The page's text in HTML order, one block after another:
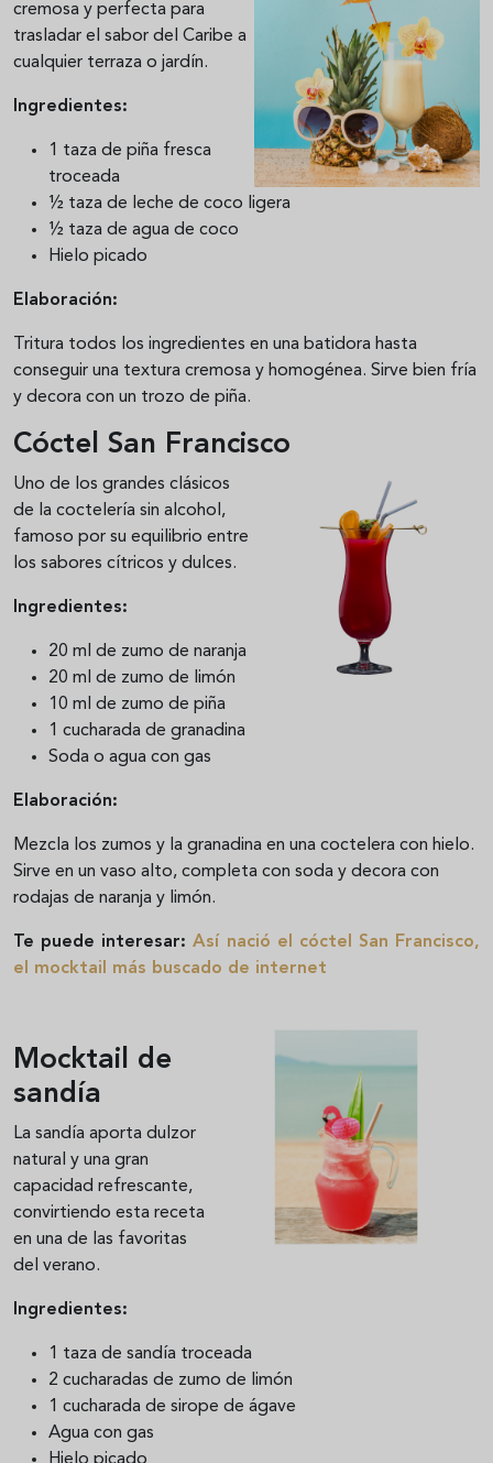
cremosa y perfecta para
trasladar el sabor del Caribe a
cualquier terraza o jardín.
Ingredientes:
1 taza de piña fresca
troceada
½ taza de leche de coco ligera
½ taza de agua de coco
Hielo picado
Elaboración:
Tritura todos los ingredientes en una batidora hasta
conseguir una textura cremosa y homogénea. Sirve bien fría
y decora con un trozo de piña.
Cóctel San Francisco
Uno de los grandes clásicos
de la coctelería sin alcohol,
famoso por su equilibrio entre
los sabores cítricos y dulces.
Ingredientes:
20 ml de zumo de naranja
20 ml de zumo de limón
10 ml de zumo de piña
1 cucharada de granadina
Soda o agua con gas
Elaboración:
Mezcla los zumos y la granadina en una coctelera con hielo.
Sirve en un vaso alto, completa con soda y decora con
rodajas de naranja y limón.
Te puede interesar:Así nació el cóctel San Francisco,
el mocktail más buscado de internet
Mocktail de
sandía
La sandía aporta dulzor
natural y una gran
capacidad refrescante,
convirtiendo esta receta
en una de las favoritas
del verano.
Ingredientes:
1 taza de sandía troceada
2 cucharadas de zumo de limón
1 cucharada de sirope de ágave
Agua con gas